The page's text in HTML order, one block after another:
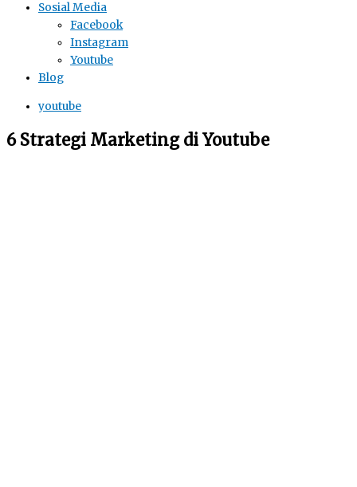
Sosial Media
Facebook
Instagram
Youtube
Blog
youtube
6 Strategi Marketing di Youtube